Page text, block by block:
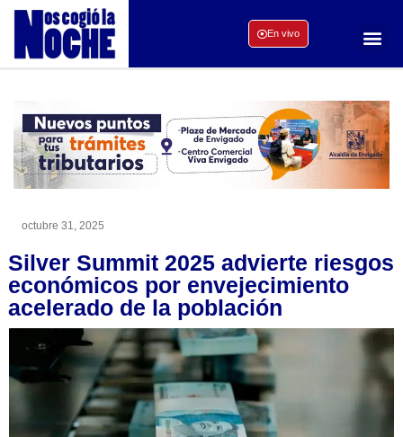
En vivo
octubre 31, 2025
Silver Summit 2025 advierte riesgos
económicos por envejecimiento
acelerado de la población